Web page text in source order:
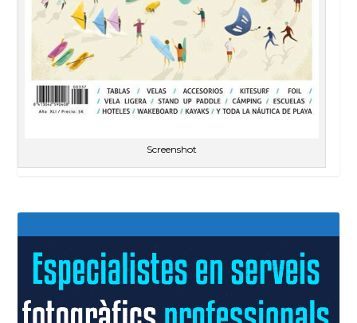
Screenshot